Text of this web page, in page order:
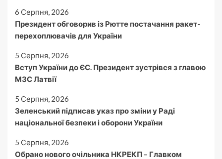
6 Серпня, 2026
Президент обговорив із Рютте постачання ракет-
перехоплювачів для України
5 Серпня, 2026
Вступ України до ЄС. Президент зустрівся з главою
МЗС Латвії
5 Серпня, 2026
Зеленський підписав указ про зміни у Раді
національної безпеки і оборони України
5 Серпня, 2026
Обрано нового очільника НКРЕКП – Главком